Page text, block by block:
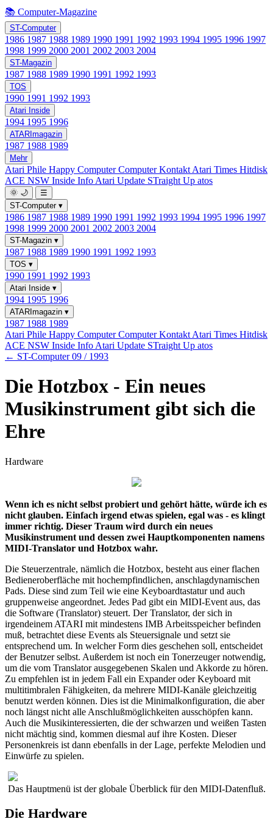
📚 Computer-Magazine
ST-Computer
1986 1987 1988 1989 1990 1991 1992 1993 1994 1995 1996 1997
1998 1999 2000 2001 2002 2003 2004
ST-Magazin
1987 1988 1989 1990 1991 1992 1993
TOS
1990 1991 1992 1993
Atari Inside
1994 1995 1996
ATARImagazin
1987 1988 1989
Mehr
Atari Phile Happy ComputerComputer Kontakt Atari Times Hitdisk
ACE NSW Inside Info Atari Update STraight Up atos
🌞 🌙
☰
ST-Computer ▾
1986 1987 1988 1989 1990 1991 1992 1993 1994 1995 1996 1997
1998 1999 2000 2001 2002 2003 2004
ST-Magazin ▾
1987 1988 1989 1990 1991 1992 1993
TOS ▾
1990 1991 1992 1993
Atari Inside ▾
1994 1995 1996
ATARImagazin ▾
1987 1988 1989
Atari Phile Happy ComputerComputer Kontakt Atari Times Hitdisk
ACE NSW Inside Info Atari Update STraight Up atos
← ST-Computer 09 / 1993
Die Hotzbox - Ein neues
Musikinstrument gibt sich die
Ehre
Hardware
Wenn ich es nicht selbst probiert und gehört hätte, würde ich es
nicht glauben. Einfach irgend etwas spielen, egal was - es klingt
immer richtig. Dieser Traum wird durch ein neues
Musikinstrument und dessen zwei Hauptkomponenten namens
MIDI-Translator und Hotzbox wahr.
Die Steuerzentrale, nämlich die Hotzbox, besteht aus einer flachen
Bedieneroberfläche mit hochempfindlichen, anschlagdynamischen
Pads. Diese sind zum Teil wie eine Keyboardtastatur und auch
gruppenweise angeordnet. Jedes Pad gibt ein MIDI-Event aus, das
die Software (Translator) steuert. Der Translator, der sich in
irgendeinem ATARI mit mindestens IMB Arbeitsspeicher befinden
muß, betrachtet diese Events als Steuersignale und setzt sie
entsprechend um. In welcher Form dies geschehen soll, entscheidet
der Benutzer selbst. Außerdem ist noch ein Tonerzeuger notwendig,
um die vom Translator ausgegebenen Skalen und Akkorde zu hören.
Zu empfehlen ist in jedem Fall ein Expander oder Keyboard mit
multitimbralen Fähigkeiten, da mehrere MIDI-Kanäle gleichzeitig
benutzt werden können. Dies ist die Minimalkonfiguration, die aber
noch längst nicht alle Anschlußmöglichkeiten ausschöpfen kann.
Auch die Musikinteressierten, die der schwarzen und weißen Tasten
nicht mächtig sind, kommen diesmal auf ihre Kosten. Dieser
Personenkreis ist dann ebenfalls in der Lage, perfekte Melodien und
Einwürfe zu spielen.
Das Hauptmenü ist der globale Überblick für den MIDI-Datenfluß.
Die Hardware